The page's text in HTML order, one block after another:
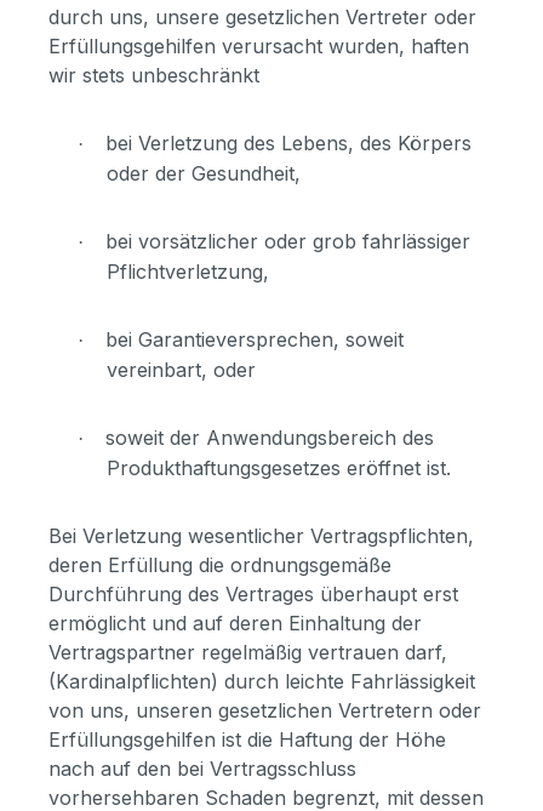
durch uns, unsere gesetzlichen Vertreter oder
Erfüllungsgehilfen verursacht wurden, haften
wir stets unbeschränkt
·
bei Verletzung des Lebens, des Körpers
oder der Gesundheit,
·
bei vorsätzlicher oder grob fahrlässiger
Pflichtverletzung,
·
bei Garantieversprechen, soweit
vereinbart, oder
·
soweit der Anwendungsbereich des
Produkthaftungsgesetzes eröffnet ist.
Bei Verletzung wesentlicher Vertragspflichten,
deren Erfüllung die ordnungsgemäße
Durchführung des Vertrages überhaupt erst
ermöglicht und auf deren Einhaltung der
Vertragspartner regelmäßig vertrauen darf,
(Kardinalpflichten) durch leichte Fahrlässigkeit
von uns, unseren gesetzlichen Vertretern oder
Erfüllungsgehilfen ist die Haftung der Höhe
nach auf den bei Vertragsschluss
vorhersehbaren Schaden begrenzt, mit dessen